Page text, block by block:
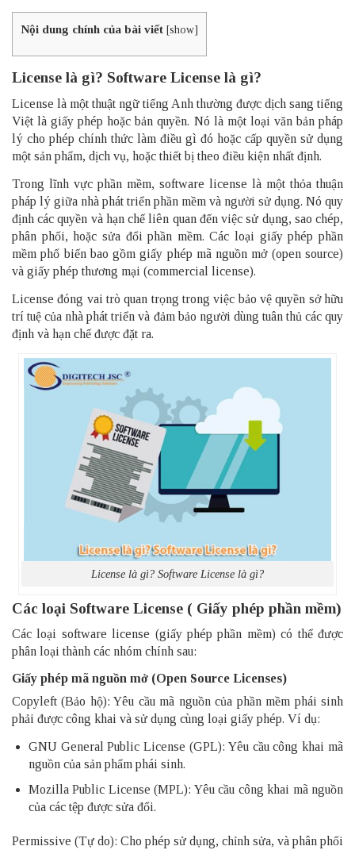
Nội dung chính của bài viết [show]
License là gì? Software License là gì?
License là một thuật ngữ tiếng Anh thường được dịch sang tiếng
Việt là giấy phép hoặc bản quyền. Nó là một loại văn bản pháp
lý cho phép chính thức làm điều gì đó hoặc cấp quyền sử dụng
một sản phẩm, dịch vụ, hoặc thiết bị theo điều kiện nhất định.
Trong lĩnh vực phần mềm, software license là một thỏa thuận
pháp lý giữa nhà phát triển phần mềm và người sử dụng. Nó quy
định các quyền và hạn chế liên quan đến việc sử dụng, sao chép,
phân phối, hoặc sửa đổi phần mềm. Các loại giấy phép phần
mềm phổ biến bao gồm giấy phép mã nguồn mở (open source)
và giấy phép thương mại (commercial license).
License đóng vai trò quan trọng trong việc bảo vệ quyền sở hữu
trí tuệ của nhà phát triển và đảm bảo người dùng tuân thủ các quy
định và hạn chế được đặt ra.
License là gì? Software License là gì?
Các loại Software License ( Giấy phép phần mềm)
Các loại software license (giấy phép phần mềm) có thể được
phân loại thành các nhóm chính sau:
Giấy phép mã nguồn mở (Open Source Licenses)
Copyleft (Bảo hộ): Yêu cầu mã nguồn của phần mềm phái sinh
phải được công khai và sử dụng cùng loại giấy phép. Ví dụ:
GNU General Public License (GPL): Yêu cầu công khai mã
nguồn của sản phẩm phái sinh.
Mozilla Public License (MPL): Yêu cầu công khai mã nguồn
của các tệp được sửa đổi.
Permissive (Tự do): Cho phép sử dụng, chỉnh sửa, và phân phối